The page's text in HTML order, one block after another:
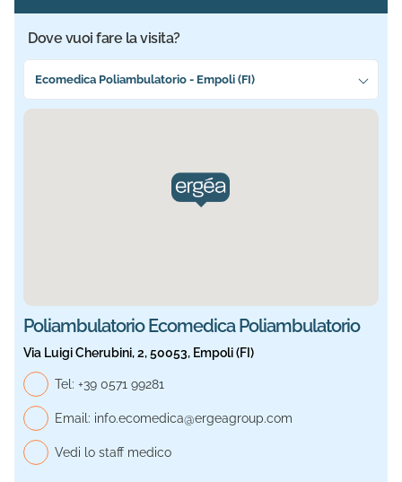
Dove vuoi fare la visita?
Seleziona la sede più vicina a te
Ecomedica Poliambulatorio - Empoli (FI)
Sede selezionata: Ecomedica Poliambulatorio.
Poliambulatorio Ecomedica Poliambulatorio
Via Luigi Cherubini, 2, 50053, Empoli (FI)
Tel: Telefono generale, Ecomedica Poliambulatorio
+39 0571 99281
Email: info.ecomedica@ergeagroup.com
Vedi lo staff medico